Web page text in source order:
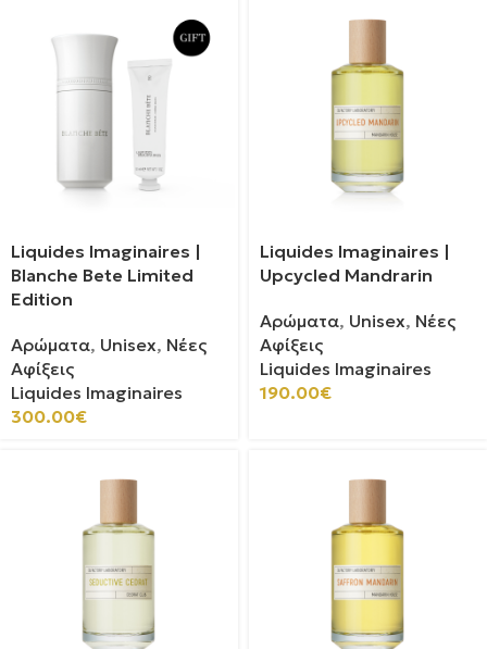
Liquides Imaginaires |
Blanche Bete Limited
Edition
Αρώματα, Unisex, Νέες
Αφίξεις
Liquides Imaginaires
300.00€
Liquides Imaginaires |
Upcycled Mandrarin
Αρώματα, Unisex, Νέες
Αφίξεις
Liquides Imaginaires
190.00€